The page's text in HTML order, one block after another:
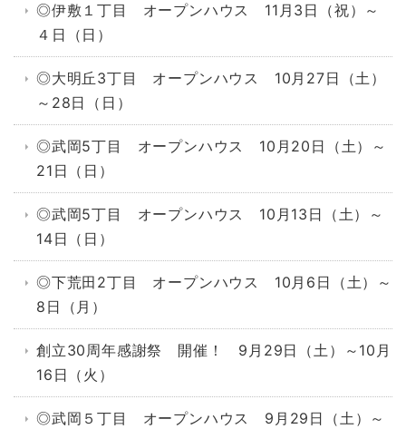
◎伊敷１丁目 オープンハウス 11月3日（祝）～
４日（日）
◎大明丘3丁目 オープンハウス 10月27日（土）
～28日（日）
◎武岡5丁目 オープンハウス 10月20日（土）～
21日（日）
◎武岡5丁目 オープンハウス 10月13日（土）～
14日（日）
◎下荒田2丁目 オープンハウス 10月6日（土）～
8日（月）
創立30周年感謝祭 開催！ 9月29日（土）～10月
16日（火）
◎武岡５丁目 オープンハウス 9月29日（土）～